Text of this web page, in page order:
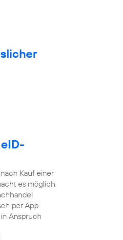
Kauf einer
es möglich:
per App
Anspruch